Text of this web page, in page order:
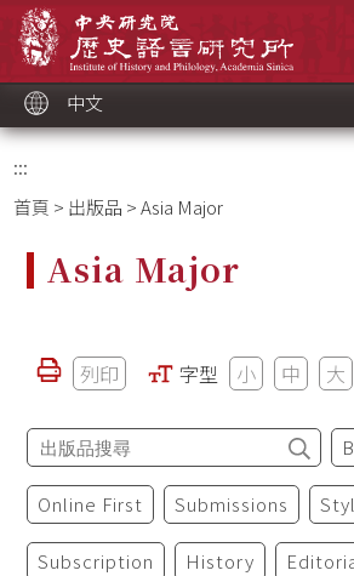
中文
:::
首頁 > 出版品 > Asia Major
Asia Major
列印 字型 小 中 大
Online First Submissions
Subscription History